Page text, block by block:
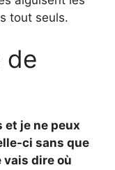
tout seuls.
de
et je ne peux
ci sans que
vais dire où